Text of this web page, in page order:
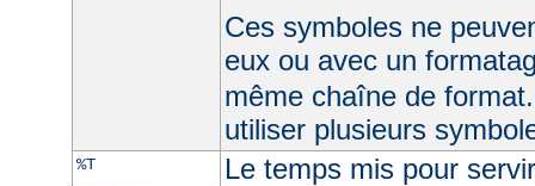
Ces symboles ne
eux ou avec un
même chaîne de
utiliser plusieurs
%T Le temps mis pour